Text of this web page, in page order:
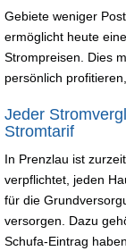
Gebiete weniger
ermöglicht heute
Strompreisen. Dies
persönlich
Jeder
Stromtarif
In Prenzlau ist
verpflichtet, jeden
für die
versorgen. Dazu
Schufa-Eintrag